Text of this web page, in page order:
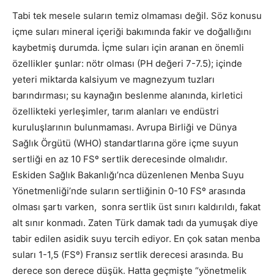
Tabi tek mesele suların temiz olmaması değil. Söz konusu
içme suları mineral içeriği bakımında fakir ve doğallığını
kaybetmiş durumda. İçme suları için aranan en önemli
özellikler şunlar: nötr olması (PH değeri 7-7.5); içinde
yeteri miktarda kalsiyum ve magnezyum tuzları
barındırması; su kaynağın beslenme alanında, kirletici
özellikteki yerleşimler, tarım alanları ve endüstri
kuruluşlarının bulunmaması. Avrupa Birliği ve Dünya
Sağlık Örgütü (WHO) standartlarına göre içme suyun
sertliği en az 10 FSº sertlik derecesinde olmalıdır.
Eskiden Sağlık Bakanlığı’nca düzenlenen Menba Suyu
Yönetmenliği’nde suların sertliğinin 0-10 FSº arasında
olması şartı varken, sonra sertlik üst sınırı kaldırıldı, fakat
alt sınır konmadı. Zaten Türk damak tadı da yumuşak diye
tabir edilen asidik suyu tercih ediyor. En çok satan menba
suları 1-1,5 (FSº) Fransız sertlik derecesi arasında. Bu
derece son derece düşük. Hatta geçmişte “yönetmelik